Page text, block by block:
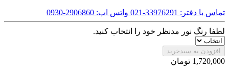
تماس با دفتر: 33976291-021 واتس اپ: 2906860-0930
لطفا رنگ نور مدنظر خود را انتخاب کنید.
افزودن به سبدخرید
1,720,000 تومان